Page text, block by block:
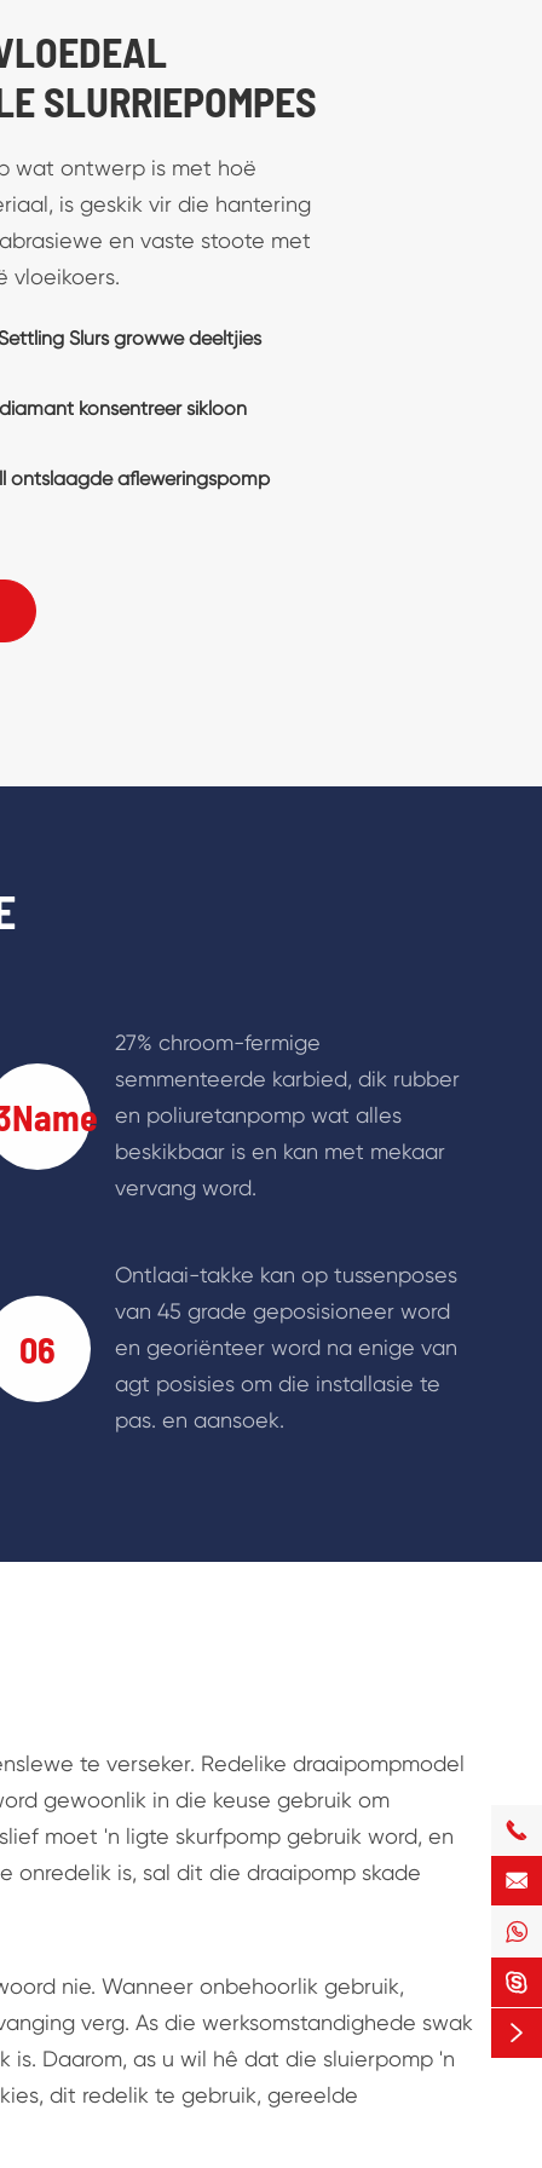
SLURY
nie net uitstekende
nie, maar ook hoë
wat uiteindelik
Sump Pomp met
somp Slurry Pomp vir minerale
vertikale gat-in-the Ground
27% chroom-fermige
semmenteerde karbied, dik rubber
en poliuretanpomp wat alles
beskikbaar is en kan met mekaar
vervang word.
06
Ontlaai-takke kan op tussenposes
van 45 grade geposisioneer word
en georiënteer word na enige van
agt posisies om die installasie te
pas. en aansoek.
te verseker. Redelike draaipompmodel
gewoonlik in die keuse gebruik om
moet 'n ligte skurfpomp gebruik word, en
onredelik is, sal dit die draaipomp skade
nie. Wanneer onbehoorlik gebruik,
verg. As die werksomstandighede swak
Daarom, as u wil hê dat die sluierpomp 'n
dit redelik te gebruik, gereelde




